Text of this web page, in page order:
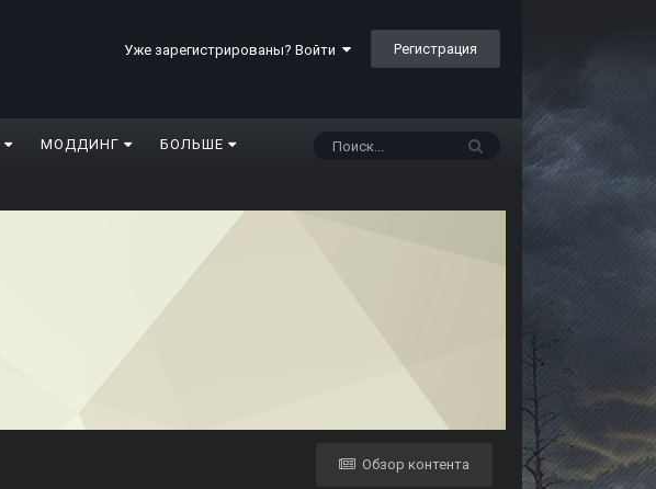
Уже зарегистрированы? Войти Регистрация
МОДДИНГ БОЛЬШЕ
Обзор контента